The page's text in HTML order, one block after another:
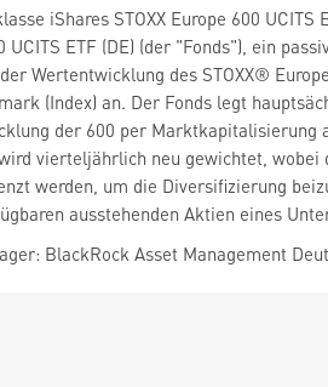
iShares STOXX Europe 600
UCITS ETF (DE) (der "Fonds"), ein
Wertentwicklung des STOXX®
(Index) an. Der Fonds legt
der 600 per Marktkapitalisierung
vierteljährlich neu gewichtet,
werden, um die Diversifizierung
ausstehenden Aktien eines
BlackRock Asset Management